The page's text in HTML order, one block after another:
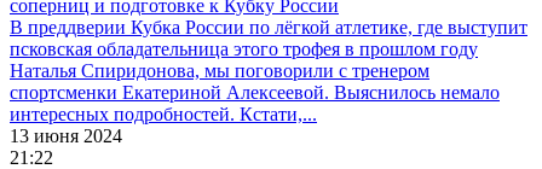
соперниц и подготовке к Кубку России
В преддверии Кубка России по лёгкой атлетике, где выступит
псковская обладательница этого трофея в прошлом году
Наталья Спиридонова, мы поговорили с тренером
спортсменки Екатериной Алексеевой. Выяснилось немало
интересных подробностей. Кстати,...
13 июня 2024
21:22